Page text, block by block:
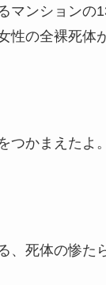
マンションの
性の全裸死体
つかまえたよ
、死体の惨た